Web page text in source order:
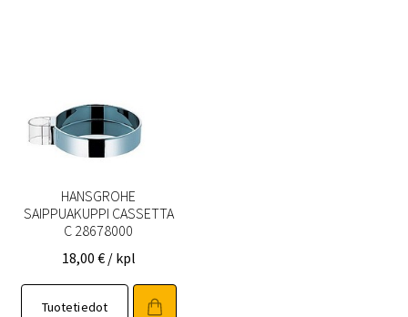
HANSGROHE
SAIPPUAKUPPI CASSETTA
C 28678000
18,00 € / kpl
Tuotetiedot